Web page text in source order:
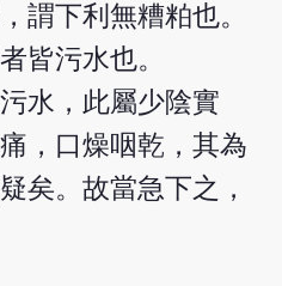
謂下利無糟粕也。
皆污水也。
水，此屬少陰實
，口燥咽乾，其為
矣。故當急下之，